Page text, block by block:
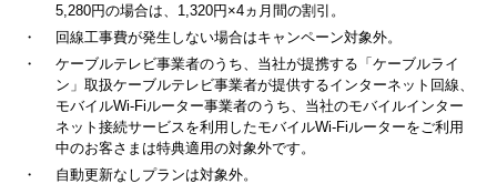
5,280円の場合は、1,320円×4ヵ月間の割引。
・
回線工事費が発生しない場合はキャンペーン対象外。
・
ケーブルテレビ事業者のうち、当社が提携する「ケーブルライ
ン」取扱ケーブルテレビ事業者が提供するインターネット回線、
モバイルWi-Fiルーター事業者のうち、当社のモバイルインター
ネット接続サービスを利用したモバイルWi-Fiルーターをご利用
中のお客さまは特典適用の対象外です。
・
自動更新なしプランは対象外。